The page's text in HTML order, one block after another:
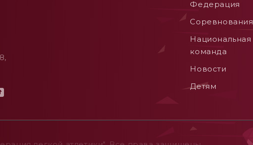
Федерация
Соревнования
Национальная
команда
Новости
Детям